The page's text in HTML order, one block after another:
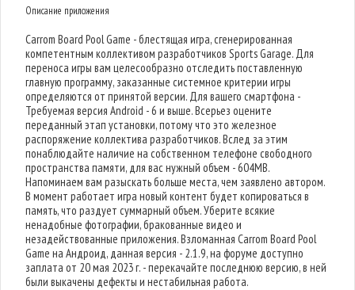
Описание приложения
Carrom Board Pool Game - блестящая игра, сгенерированная
компетентным коллективом разработчиков Sports Garage. Для
переноса игры вам целесообразно отследить поставленную
главную программу, заказанные системное критерии игры
определяются от принятой версии. Для вашего смартфона -
Требуемая версия Android - 6 и выше. Всерьез оцените
переданный этап установки, потому что это железное
распоряжение коллектива разработчиков. Вслед за этим
понаблюдайте наличие на собственном телефоне свободного
пространства памяти, для вас нужный объем - 604MB.
Напоминаем вам разыскать больше места, чем заявлено автором.
В момент работает игра новый контент будет копироваться в
память, что раздует суммарный объем. Уберите всякие
ненадобные фотографии, бракованные видео и
незадействованные приложения. Взломанная Carrom Board Pool
Game на Андроид, данная версия - 2.1.9, на форуме доступно
заплата от 20 мая 2023 г. - перекачайте последнюю версию, в ней
были выкачены дефекты и нестабильная работа.